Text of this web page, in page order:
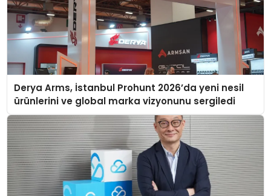
Derya Arms, İstanbul Prohunt 2026’da yeni nesil
ürünlerini ve global marka vizyonunu sergiledi